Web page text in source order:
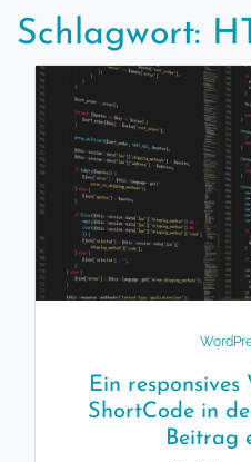
Schlagwort:
Ein
ShortCode in
Beitrag